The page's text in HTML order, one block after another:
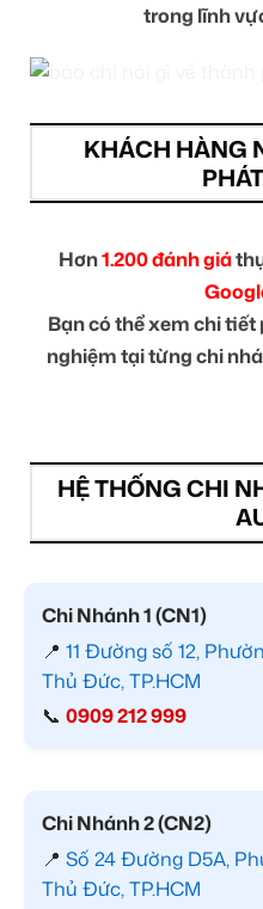
trong lĩnh
KHÁCH HÀNG
Hơn1.200 đánh giá
Bạn có thể xem chi
nghiệm tại từng chi
HỆ THỐNG CHI
Chi Nhánh 1 (CN1)
📍 11 Đường số 12,
Thủ Đức, TP.HCM
📞 0909 212 999
Chi Nhánh 2 (CN2)
📍 Số 24 Đường D5A,
Thủ Đức, TP.HCM